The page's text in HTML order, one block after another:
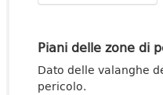
Piani delle zone di
Dato delle valanghe
pericolo.